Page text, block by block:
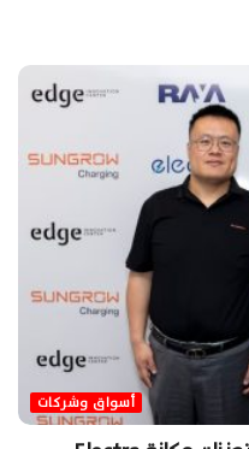
أسواق وشركات